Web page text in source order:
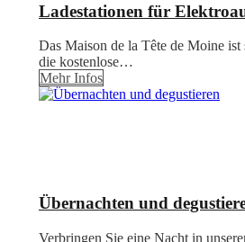
Ladestationen für
Das Maison de la Tête de Moine ist
die kostenlose…
Mehr Infos
Übernachten und
Verbringen Sie eine Nacht in